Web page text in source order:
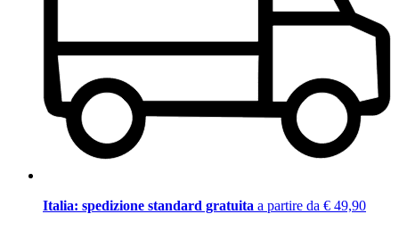
Italia: spedizione standard gratuita a partire da € 49,90